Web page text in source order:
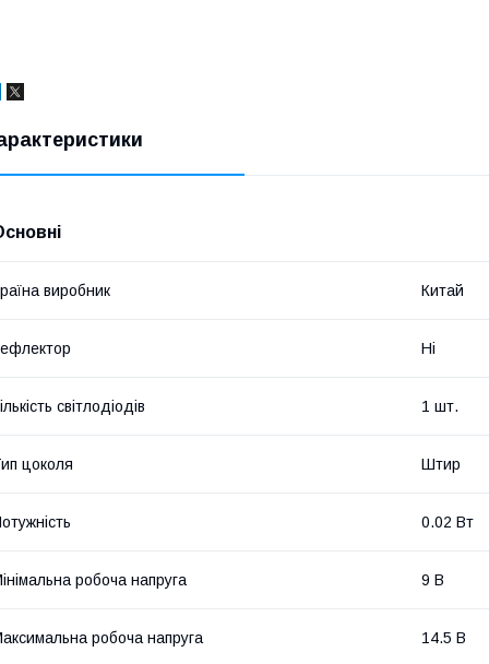
виробник Китай
Ні
світлодіодів 1 шт.
цоколя Штир
0.02 Вт
робоча напруга 9 В
робоча напруга 14.5 В